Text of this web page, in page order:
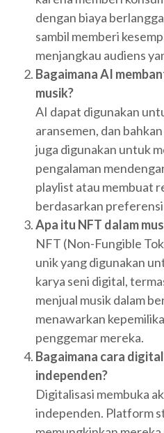
dengan biaya
sambil memberi
menjangkau audiens
Bagaimana AI
musik?
AI dapat digunakan
aransemen, dan
juga digunakan untuk
pengalaman
playlist atau membuat
berdasarkan
Apa itu NFT dalam
NFT (Non-Fungible
unik yang digunakan
karya seni digital,
menjual musik dalam
menawarkan
penggemar mereka.
Bagaimana cara
independen?
Digitalisasi membuka
independen. Platform